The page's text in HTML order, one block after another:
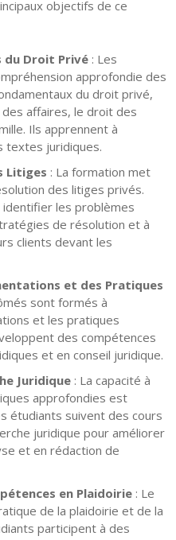
objectifs de ce
du Droit Privé : Les
approfondie des
du droit privé,
affaires, le droit des
Ils apprennent à
textes juridiques.
Litiges : La formation met
des litiges privés.
les problèmes
de résolution et à
clients devant les
et des Pratiques
sont formés à
et les pratiques
des compétences
et en conseil juridique.
Juridique : La capacité à
approfondies est
étudiants suivent des cours
juridique pour améliorer
et en rédaction de
en Plaidoirie : Le
de la plaidoirie et de la
participent à des